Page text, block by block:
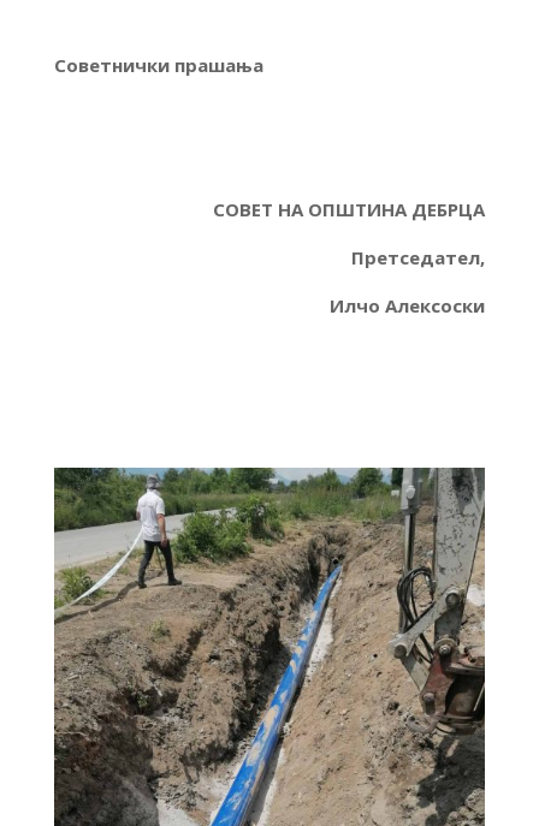
Советнички прашања
СОВЕТ НА ОПШТИНА ДЕБРЦА
Претседател,
Илчо Алексоски